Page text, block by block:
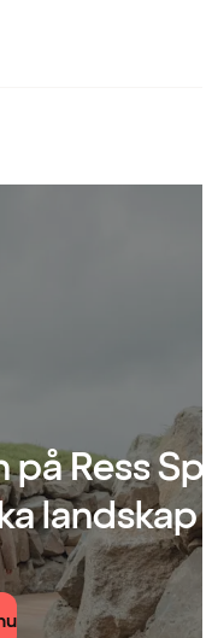
Ress
landskap